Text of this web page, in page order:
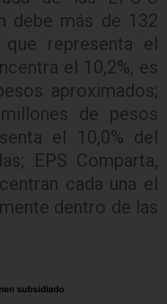
debe más de 132
representa el
el 10,2%, es
aproximados;
de pesos
el 10,0% del
EPS Comparta,
cada una el
dentro de las